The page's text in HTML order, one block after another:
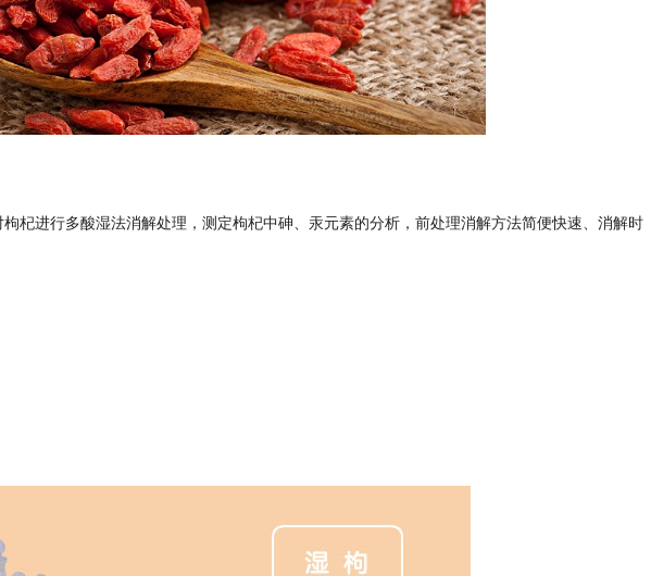
枸杞进行多酸湿法消解处理，测定枸杞中砷、汞元素的分析，前处理消解方法简便快速、消解时